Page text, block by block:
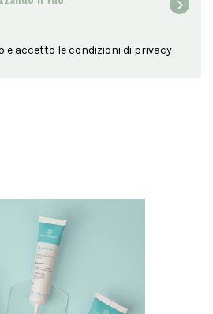
e accetto le condizioni di privacy